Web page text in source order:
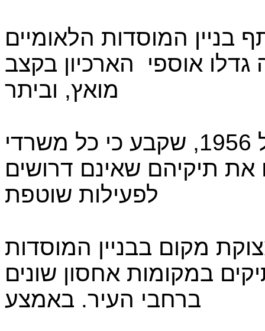
בניין המוסדות הלאומיים
אוספי
הארכיון בקצב
מואץ, וביתר
שאת לאחר הקונגרס הציוני של 1956, שקבע כי כל משרדי
את תיקיהם שאינם דרושים
לפעילות שוטפת
מקום בבניין המוסדות
במקומות אחסון שונים
ברחבי העיר. באמצע